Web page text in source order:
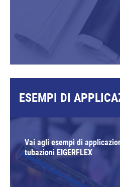
ESEMPI DI
Vai agli esempi di
tubazioni EIGERFLEX